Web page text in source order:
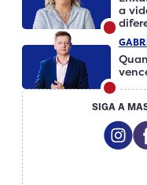
a
SIGA A